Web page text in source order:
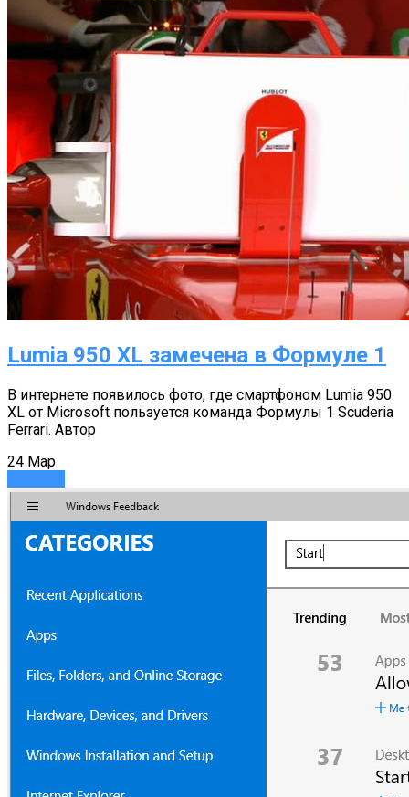
Lumia 950 XL замечена в Формуле 1
В интернете появилось фото, где смартфоном Lumia 950
XL от Microsoft пользуется команда Формулы 1 Scuderia
Ferrari. Автор
24 Мар